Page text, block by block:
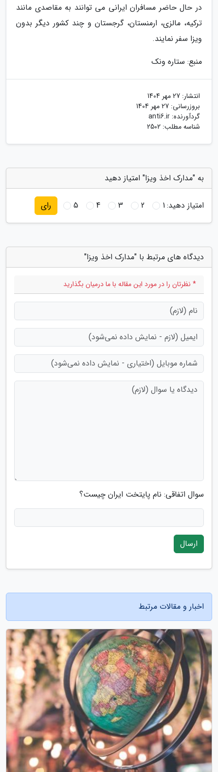
در حال حاضر مسافران ایرانی می توانند به مقاصدی مانند
ترکیه، مالزی، ارمنستان، گرجستان و چند کشور دیگر بدون
ویزا سفر نمایند.
منبع: ستاره ونک
انتشار: 27 مهر 1404
بروزرسانی: 27 مهر 1404
گردآورنده: anti6.ir
شناسه مطلب: 2502
به "مدارک اخذ ویزا" امتیاز دهید
امتیاز دهید:1
2
3
4
5 رای
دیدگاه های مرتبط با "مدارک اخذ ویزا"
* نظرتان را در مورد این مقاله با ما درمیان بگذارید
سوال اتفاقی: نام پایتخت ایران چیست؟
ارسال
اخبار و مقالات مرتبط